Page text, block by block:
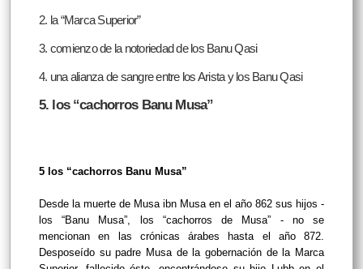
2. la “Marca Superior”
3. comienzo de la notoriedad de los Banu Qasi
4. una alianza de sangre entre los Arista y los Banu Qasi
5. los “cachorros Banu Musa”
5 los “cachorros Banu Musa”
Desde la muerte de Musa ibn Musa en el año 862 sus hijos -
los “Banu Musa”, los “cachorros de Musa” - no se
mencionan en las crónicas árabes hasta el año 872.
Desposeído su padre Musa de la gobernación de la Marca